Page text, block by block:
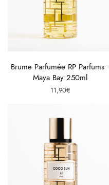
Ajouter au panier
Brume Parfumée RP Parfums •
Maya Bay 250ml
11,90€